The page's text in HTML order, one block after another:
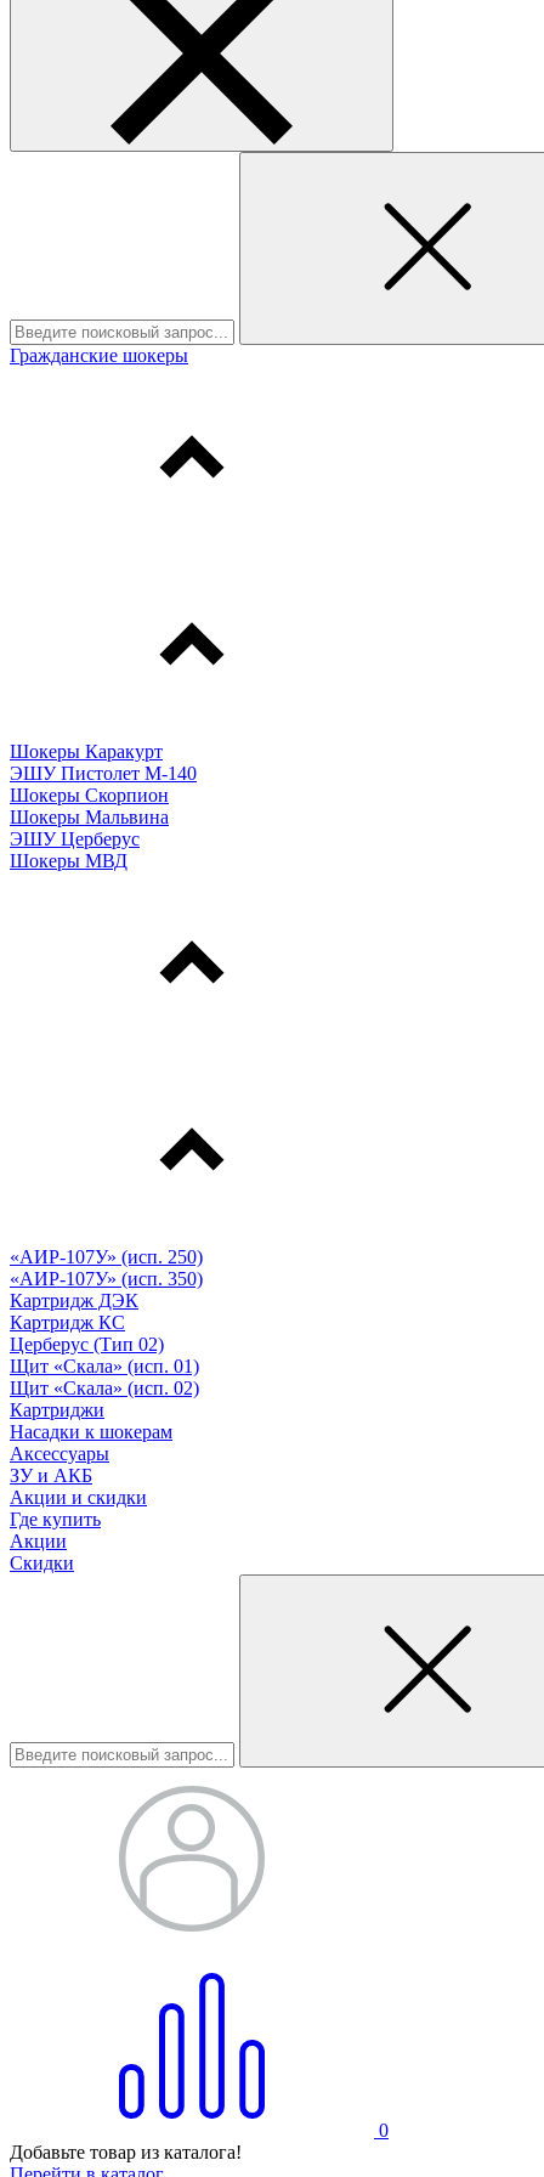
Гражданские шокеры
Шокеры Каракурт
ЭШУ Пистолет М-140
Шокеры Скорпион
Шокеры Мальвина
ЭШУ Церберус
Шокеры МВД
«АИР-107У» (исп. 250)
«АИР-107У» (исп. 350)
Картридж ДЭК
Картридж КС
Церберус (Тип 02)
Щит «Скала» (исп. 01)
Щит «Скала» (исп. 02)
Картриджи
Насадки к шокерам
Аксессуары
ЗУ и АКБ
Акции и скидки
Где купить
Акции
Скидки
0
Добавьте товар из каталога!